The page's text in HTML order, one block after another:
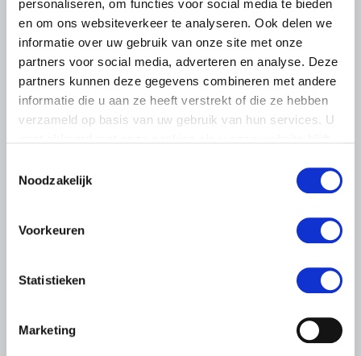
personaliseren, om functies voor social media te bieden
en om ons websiteverkeer te analyseren. Ook delen we
informatie over uw gebruik van onze site met onze
partners voor social media, adverteren en analyse. Deze
partners kunnen deze gegevens combineren met andere
informatie die u aan ze heeft verstrekt of die ze hebben
verzameld op basis van uw gebruik van hun services. U
Noodzakelijk
Voorkeuren
Statistieken
Marketing
6 AUGUSTUS 2026
bezoekt melkveehouderij in
Maarten Goudzwaard (JA21) en beleidsmedewerker